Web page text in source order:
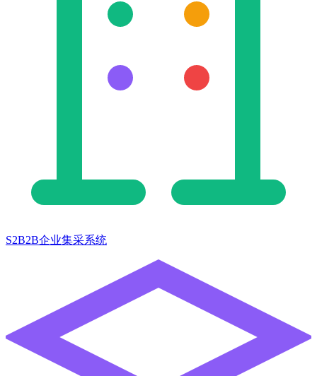
S2B2B企业集采系统